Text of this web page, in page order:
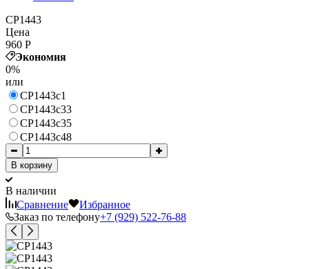
CP1443
Цена
960 Р
Экономия
0%
или
CP1443c1
CP1443c33
CP1443c35
CP1443c48
В корзину
В наличии
Сравнение
Избранное
Заказ по телефону+7 (929) 522-76-88